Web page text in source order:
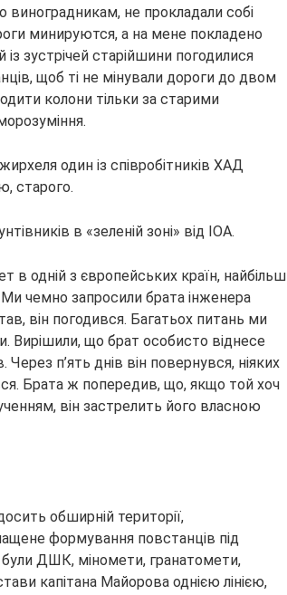
не прокладали собі
минируются, а на мене покладено
зустрічей старійшини погодилися
щоб ті не мінували дороги до двом
колони тільки за старими
один із співробітників ХАД
старого.
в «зеленій зоні» від ІОА.
в одній з європейських країн, найбільш
чемно запросили брата інженера
він погодився. Багатьох питань ми
Вирішили, що брат особисто віднесе
п’ять днів він повернувся, ніяких
Брата ж попередив, що, якщо той хоч
він застрелить його власною
обширній території,
формування повстанців під
ДШК, міномети, гранатомети,
капітана Майорова однією лінією,